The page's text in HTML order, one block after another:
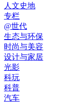
人文史地
专栏
@世代
生态与环保
时尚与美容
设计与家居
光影
科玩
科普
汽车